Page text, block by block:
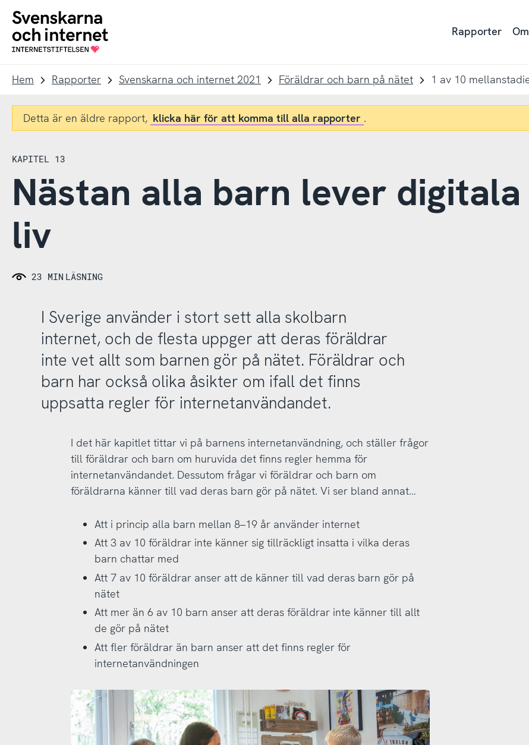
navigation
innehåll
To
startpage
Rapporter Om
Hem Rapporter Svenskarna och internet 2021 Föräldrar och barn på nätet
Detta är en äldre rapport, klicka här för att komma till alla rapporter .
KAPITEL 13
Nästan alla barn lever digitala
liv
23 MIN LÄSNING
I Sverige använder i stort sett alla skolbarn
internet, och de flesta uppger att deras föräldrar
inte vet allt som barnen gör på nätet. Föräldrar och
barn har också olika åsikter om ifall det finns
uppsatta regler för internetanvändandet.
I det här kapitlet tittar vi på barnens internetanvändning, och ställer frågor
till föräldrar och barn om huruvida det finns regler hemma för
internetanvändandet. Dessutom frågar vi föräldrar och barn om
föräldrarna känner till vad deras barn gör på nätet. Vi ser bland annat…
Att i princip alla barn mellan 8–19 år använder internet
Att 3 av 10 föräldrar inte känner sig tillräckligt insatta i vilka deras
barn chattar med
Att 7 av 10 föräldrar anser att de känner till vad deras barn gör på
nätet
Att mer än 6 av 10 barn anser att deras föräldrar inte känner till allt
de gör på nätet
Att fler föräldrar än barn anser att det finns regler för
internetanvändningen